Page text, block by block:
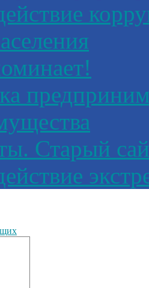
Старый